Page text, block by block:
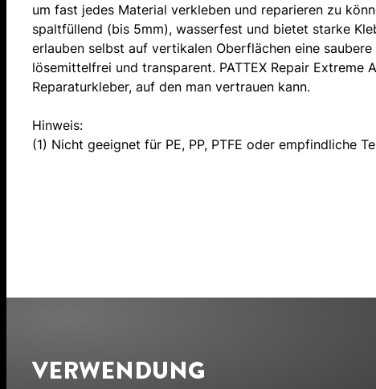
um fast jedes Material verkleben und reparieren zu
spaltfüllend (bis 5mm), wasserfest und bietet starke
erlauben selbst auf vertikalen Oberflächen eine
lösemittelfrei und transparent. PATTEX Repair
Reparaturkleber, auf den man vertrauen kann.
Hinweis:
(1) Nicht geeignet für PE, PP, PTFE oder empfindliche
VERWENDUNG